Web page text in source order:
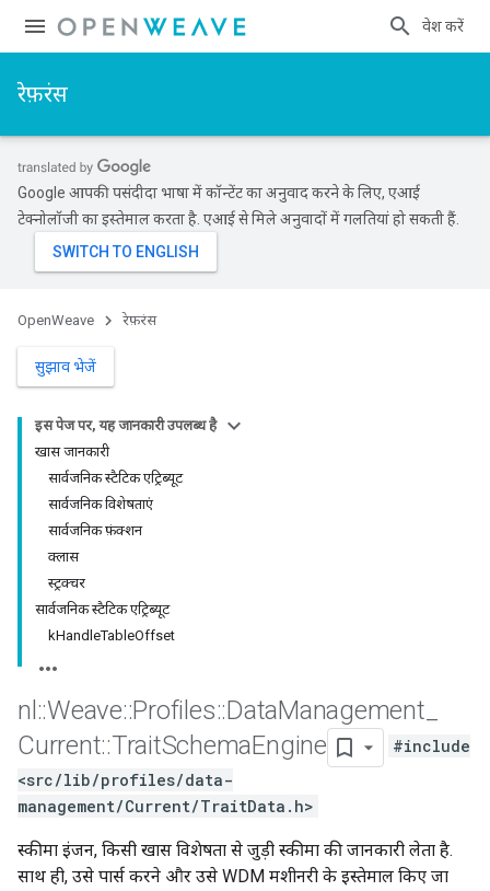
प्रवेश करें
रेफ़रंस
Google आपकी पसंदीदा भाषा में कॉन्टेंट का अनुवाद करने के लिए, एआई
टेक्नोलॉजी का इस्तेमाल करता है. एआई से मिले अनुवादों में गलतियां हो सकती हैं.
OpenWeave रेफ़रंस
सुझाव भेजें
इस पेज पर, यह जानकारी उपलब्ध है
खास जानकारी
सार्वजनिक स्टैटिक एट्रिब्यूट
सार्वजनिक विशेषताएं
सार्वजनिक फ़ंक्शन
क्लास
स्ट्रक्चर
सार्वजनिक स्टैटिक एट्रिब्यूट
kHandleTableOffset
nl ::Weave::Profiles::DataManagement
Current::TraitSchemaEngine
#include
<src/lib/profiles/data-
management/Current/TraitData.h>
स्कीमा इंजन, किसी खास विशेषता से जुड़ी स्कीमा की जानकारी लेता है.
साथ ही, उसे पार्स करने और उसे WDM मशीनरी के इस्तेमाल किए जा